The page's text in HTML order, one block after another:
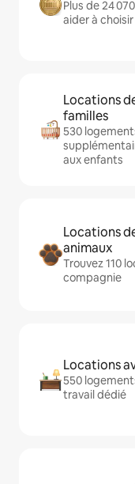
Plus de 24
aider à choisir
Locations
familles
530
aux enfants
Locations
animaux
Trouvez 110
compagnie
Locations
550
travail dédié